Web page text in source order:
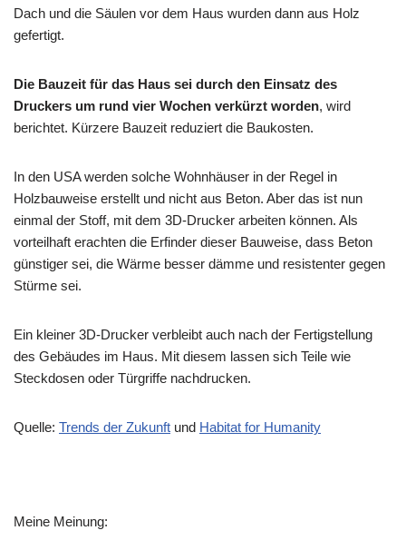
Dach und die Säulen vor dem Haus wurden dann aus Holz
gefertigt.
Die Bauzeit für das Haus sei durch den Einsatz des
Druckers um rund vier Wochen verkürzt worden, wird
berichtet. Kürzere Bauzeit reduziert die Baukosten.
In den USA werden solche Wohnhäuser in der Regel in
Holzbauweise erstellt und nicht aus Beton. Aber das ist nun
einmal der Stoff, mit dem 3D-Drucker arbeiten können. Als
vorteilhaft erachten die Erfinder dieser Bauweise, dass Beton
günstiger sei, die Wärme besser dämme und resistenter gegen
Stürme sei.
Ein kleiner 3D-Drucker verbleibt auch nach der Fertigstellung
des Gebäudes im Haus. Mit diesem lassen sich Teile wie
Steckdosen oder Türgriffe nachdrucken.
Quelle: Trends der Zukunft und Habitat for Humanity
Meine Meinung: